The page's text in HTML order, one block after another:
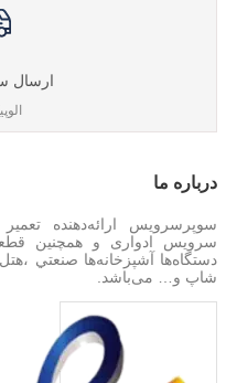
ارسال
درباره‌ ما
سوپرسرویس ارائه‌دهنده
سرویس‌ ادواری و همچنین
دستگاه‌ها آشپزخانه‌ها صنعتي
شاپ و… می‌باشد.